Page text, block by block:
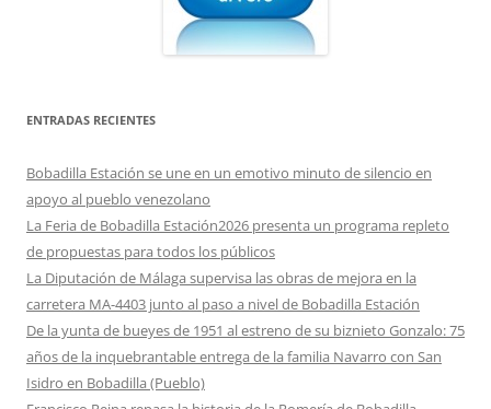
ENTRADAS RECIENTES
Bobadilla Estación se une en un emotivo minuto de silencio en
apoyo al pueblo venezolano
La Feria de Bobadilla Estación2026 presenta un programa repleto
de propuestas para todos los públicos
La Diputación de Málaga supervisa las obras de mejora en la
carretera MA-4403 junto al paso a nivel de Bobadilla Estación
De la yunta de bueyes de 1951 al estreno de su biznieto Gonzalo: 75
años de la inquebrantable entrega de la familia Navarro con San
Isidro en Bobadilla (Pueblo)